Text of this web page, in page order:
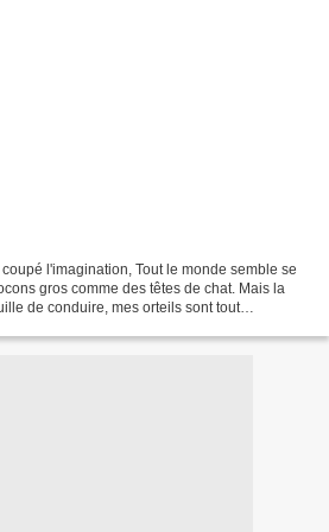
l'imagination, Tout le monde semble se
gros comme des têtes de chat. Mais la
de conduire, mes orteils sont tout